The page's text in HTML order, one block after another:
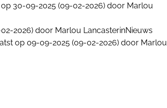
op 30-09-2025 (09-02-2026) door Marlou
2026) door Marlou LancasterinNieuws
op 09-09-2025 (09-02-2026) door Marlou